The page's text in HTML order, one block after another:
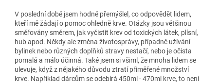
V poslední době jsem hodně přemýšlel, co odpovědět lidem,
kteří mě žádají o pomoc ohledně krve. Otázky jsou většinou
směřovány směrem, jak vyčistit krev od toxických látek, plísní,
hub apod. Někdy ale změna životosprávy, případně užívání
bylinek nebo různých doplňků stravy nestačí, nebo je očista
pomalá a málo účinná. Také jsem si všiml, že mnoha lidem se
ulevuje, když z nějakého důvodu ztratí přiměřené množství
krve. Například dárcům se odebírá 450ml - 470ml krve, to není